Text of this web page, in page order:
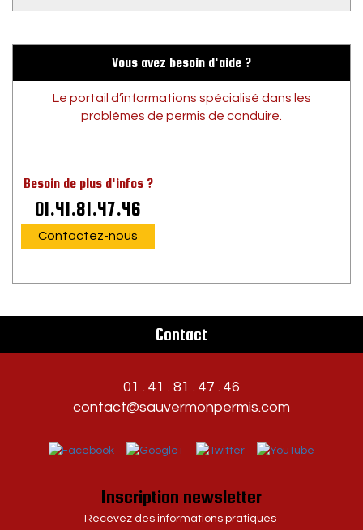
Vous avez besoin d'aide ?
Le portail d’informations spécialisé dans les
problèmes de permis de conduire.
Besoin de plus d'infos ?
01.41.81.47.46
Contactez-nous
Contact
01 . 41 . 81 . 47 . 46
contact@sauvermonpermis.com
Inscription newsletter
Recevez des informations pratiques